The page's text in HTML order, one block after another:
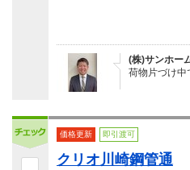
(株)サンホー
荷物片づけ中
価格更新 即引渡可
クリオ川崎鋼管通